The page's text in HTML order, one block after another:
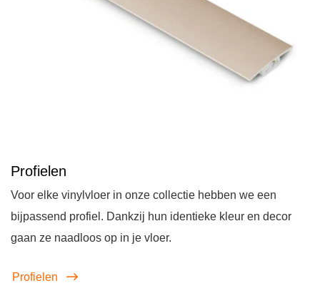
Profielen
Voor elke vinylvloer in onze collectie hebben we een
bijpassend profiel. Dankzij hun identieke kleur en decor
gaan ze naadloos op in je vloer.
Profielen